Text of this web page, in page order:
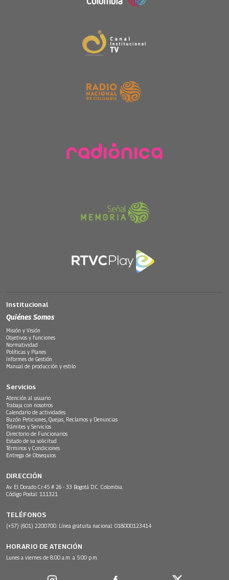
Institucional
Quiénes Somos
Misión y Visión
Objetivos y funciones
Normatividad
Políticas y Planes
Informes de Gestión
Manual de producción y estilo
Servicios
Atención al usuario
Trabaja con nosotros
Calendario de actividades
Buzón Peticiones, Quejas, Reclamos y Denuncias
Trámites y Servicios
Directorio de Funcionarios
Estado de su solicitud
Términos y Condiciones
Entrega de Obsequios
DIRECCIÓN
Av. El Dorado Cr.45 # 26 - 33 Bogotá D.C. Colombia.
Código Postal: 111321
TELÉFONOS
(+57) (601) 2200700. Línea gratuita nacional: 018000123414
HORARIO DE ATENCIÓN
Lunes a viernes de 8:00 a.m. a 5:00 p.m.